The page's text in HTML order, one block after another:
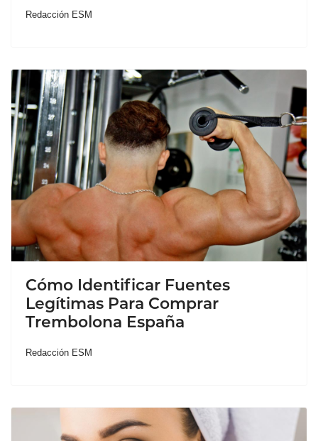
Redacción ESM
Cómo Identificar Fuentes
Legítimas Para Comprar
Trembolona España
Redacción ESM